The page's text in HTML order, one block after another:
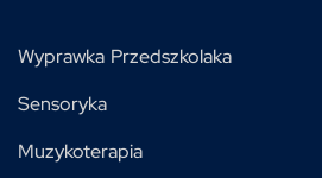
Wyprawka Przedszkolaka
Sensoryka
Muzykoterapia